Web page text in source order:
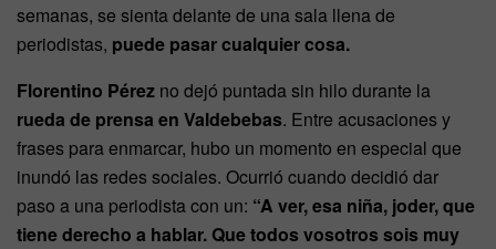
semanas, se sienta delante de una sala llena de
periodistas, puede pasar cualquier cosa.
Florentino Pérez no dejó puntada sin hilo durante la
rueda de prensa en Valdebebas. Entre acusaciones y
frases para enmarcar, hubo un momento en especial que
inundó las redes sociales. Ocurrió cuando decidió dar
paso a una periodista con un: “A ver, esa niña, joder, que
tiene derecho a hablar. Que todos vosotros sois muy